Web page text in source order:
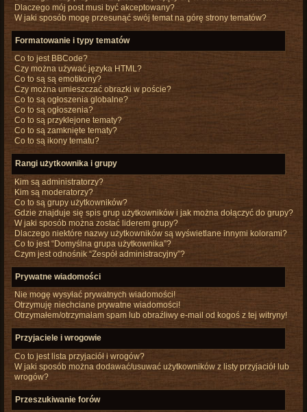
Dlaczego mój post musi być akceptowany?
W jaki sposób mogę przesunąć swój temat na górę strony tematów?
Formatowanie i typy tematów
Co to jest BBCode?
Czy można używać języka HTML?
Co to są są emotikony?
Czy można umieszczać obrazki w poście?
Co to są ogłoszenia globalne?
Co to są ogłoszenia?
Co to są przyklejone tematy?
Co to są zamknięte tematy?
Co to są ikony tematu?
Rangi użytkownika i grupy
Kim są administratorzy?
Kim są moderatorzy?
Co to są grupy użytkowników?
Gdzie znajduje się spis grup użytkowników i jak można dołączyć do grupy?
W jaki sposób można zostać liderem grupy?
Dlaczego niektóre nazwy użytkowników są wyświetlane innymi kolorami?
Co to jest “Domyślna grupa użytkownika”?
Czym jest odnośnik “Zespół administracyjny”?
Prywatne wiadomości
Nie mogę wysyłać prywatnych wiadomości!
Otrzymuję niechciane prywatne wiadomości!
Otrzymałem/otrzymałam spam lub obraźliwy e-mail od kogoś z tej witryny!
Przyjaciele i wrogowie
Co to jest lista przyjaciół i wrogów?
W jaki sposób można dodawać/usuwać użytkowników z listy przyjaciół lub
wrogów?
Przeszukiwanie forów